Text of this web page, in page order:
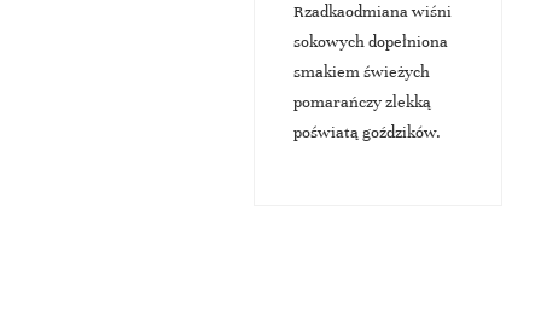
Rzadkaodmiana wiśni
sokowych dopełniona
smakiem świeżych
pomarańczy zlekką
poświatą goździków.